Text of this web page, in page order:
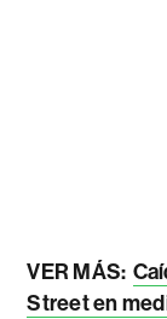
VER MÁS:
Street en